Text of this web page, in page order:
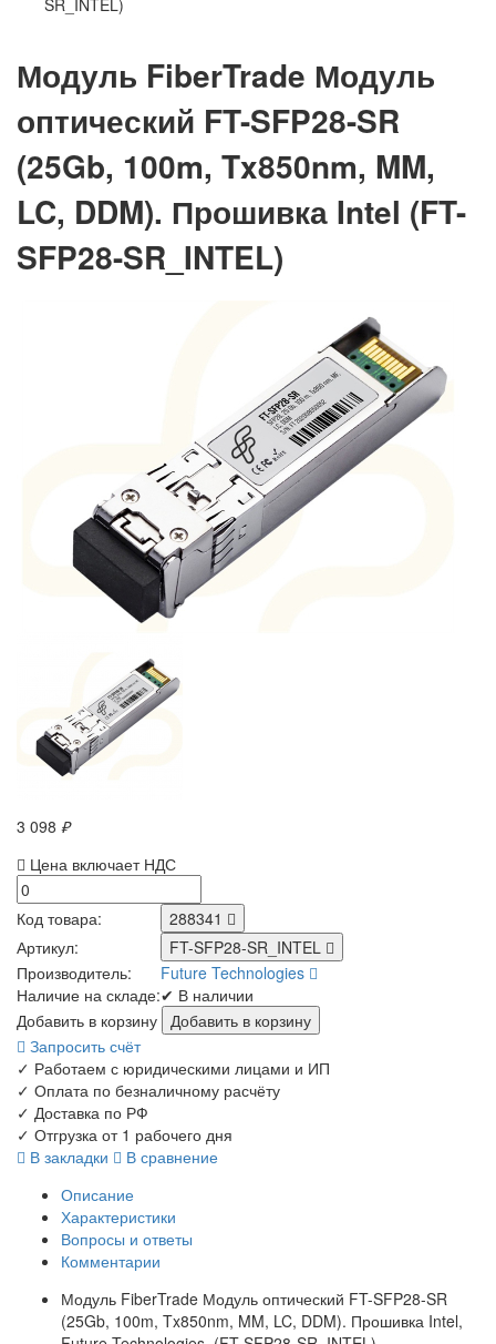
SR_INTEL)
Модуль FiberTrade Модуль
оптический FT-SFP28-SR
(25Gb, 100m, Tx850nm, MM,
LC, DDM). Прошивка Intel (FT-
SFP28-SR_INTEL)
3 098 ₽
Цена включает НДС
Код товара:
288341
Артикул:
FT-SFP28-SR_INTEL
Производитель:
Future Technologies
Наличие на складе:✔ В наличии
Добавить в корзину
Запросить счёт
✓ Работаем с юридическими лицами и ИП
✓ Оплата по безналичному расчёту
✓ Доставка по РФ
✓ Отгрузка от 1 рабочего дня
В закладки
В сравнение
Описание
Характеристики
Вопросы и ответы
Комментарии
Модуль FiberTrade Модуль оптический FT-SFP28-SR
(25Gb, 100m, Tx850nm, MM, LC, DDM). Прошивка Intel,